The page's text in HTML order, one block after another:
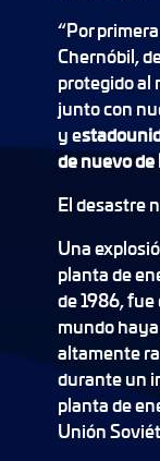
“Por
Chernóbil,
protegido al
junto con
y e
de nuevo de
El desastre
Una
planta de
de 1986,
mundo
altamente
durante un
planta de
Unión